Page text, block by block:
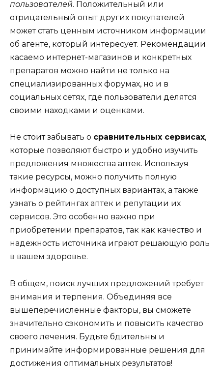
пользователей. Положительный или
отрицательный опыт других покупателей
может стать ценным источником информации
об агенте, который интересует. Рекомендации
касаемо интернет-магазинов и конкретных
препаратов можно найти не только на
специализированных форумах, но и в
социальных сетях, где пользователи делятся
своими находками и оценками.
Не стоит забывать о сравнительных сервисах,
которые позволяют быстро и удобно изучить
предложения множества аптек. Используя
такие ресурсы, можно получить полную
информацию о доступных вариантах, а также
узнать о рейтингах аптек и репутации их
сервисов. Это особенно важно при
приобретении препаратов, так как качество и
надежность источника играют решающую роль
в вашем здоровье.
В общем, поиск лучших предложений требует
внимания и терпения. Объединяя все
вышеперечисленные факторы, вы сможете
значительно сэкономить и повысить качество
своего лечения. Будьте бдительны и
принимайте информированные решения для
достижения оптимальных результатов!